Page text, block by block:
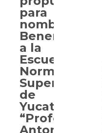
para
nombrar
Benemérita
a la
Escuela
Normal
Superior
de
Yucatán
“Profesor
Antonio